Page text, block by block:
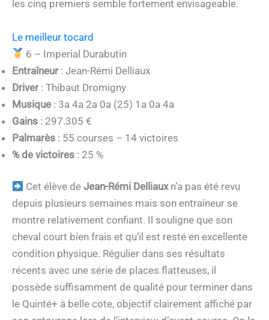
les cinq premiers semble fortement envisageable.
Le meilleur tocard
6 – Imperial Durabutin
Entraîneur: Jean-Rémi Delliaux
Driver: Thibaut Dromigny
Musique : 3a 4a 2a 0a (25) 1a 0a 4a
Gains : 297.305 €
Palmarès : 55 courses – 14 victoires
% de victoires : 25 %
Cet élève deJean-Rémi Delliauxn’a pas été revu
depuis plusieurs semaines mais son entraîneur se
montre relativement confiant. Il souligne que son
cheval court bien frais et qu’il est resté en excellente
condition physique. Régulier dans ses résultats
récents avec une série de places flatteuses, il
possède suffisamment de qualité pour terminer dans
le Quinté+ à belle cote, objectif clairement affiché par